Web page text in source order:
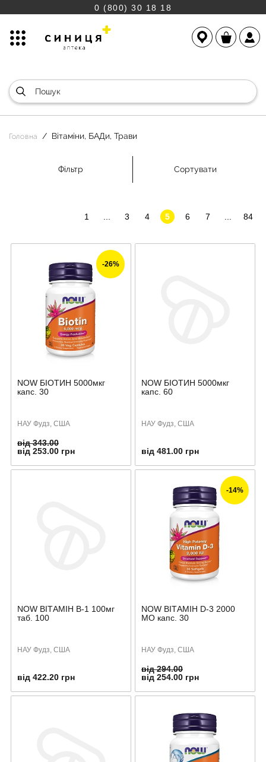
0 (800) 30 18 18
Головна Вітаміни, БАДи, Трави
Фільтр Сортувати
1 3 4 5 6 7 84
-26%
NOW БІОТИН 5000мкг
капс. 30
НАУ Фудз, США
від 343.00
від 253.00 грн
NOW БІОТИН 5000мкг
капс. 60
НАУ Фудз, США
від 481.00 грн
NOW ВІТАМІН B-1 100мг
таб. 100
НАУ Фудз, США
від 422.20 грн
-14%
NOW ВІТАМІН D-3 2000
МО капс. 30
НАУ Фудз, США
від 294.00
від 254.00 грн